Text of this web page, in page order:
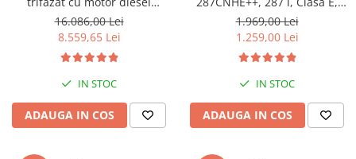
Hyundai DHY8600SE-T, putere
motor 12 CP, Putere maxima
7.9 kVA, tensiune 380 / 220 V +
Automatizare trifazata ATS12-
3P
16.086,00 Lei
8.559,65 Lei
IN STOC
ADAUGA IN COS
Compresor inverter, Iluminare
LED, Functionalitate frigider,
Alb
1.969,00 Lei
1.259,00 Lei
IN STOC
ADAUGA IN COS